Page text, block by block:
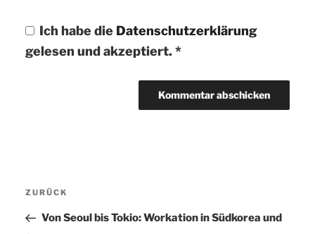
Ich habe die Datenschutzerklärung
gelesen und akzeptiert. *
Vorheriger
Beitrag
ZURÜCK
Von Seoul bis Tokio: Workation in Südkorea und